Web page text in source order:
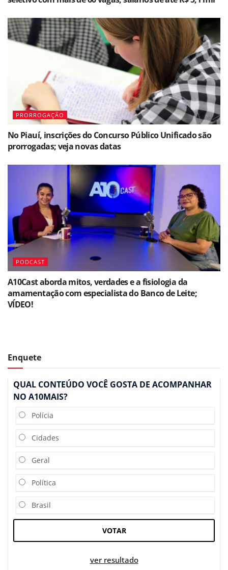
PRORROGAÇÃO
No Piauí, inscrições do Concurso Público Unificado são
prorrogadas; veja novas datas
PODCAST
A10Cast aborda mitos, verdades e a fisiologia da
amamentação com especialista do Banco de Leite;
VÍDEO!
Enquete
QUAL CONTEÚDO VOCÊ GOSTA DE ACOMPANHAR
NO A10MAIS?
Polícia
Cidades
Geral
Política
Brasil
VOTAR
ver resultado